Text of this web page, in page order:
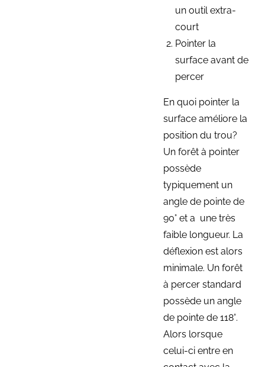
un outil extra-
court
Pointer la
surface avant de
percer
En quoi pointer la
surface améliore la
position du trou?
Un forêt à pointer
possède
typiquement un
angle de pointe de
90° et a une très
faible longueur. La
déflexion est alors
minimale. Un forêt
à percer standard
possède un angle
de pointe de 118°.
Alors lorsque
celui-ci entre en